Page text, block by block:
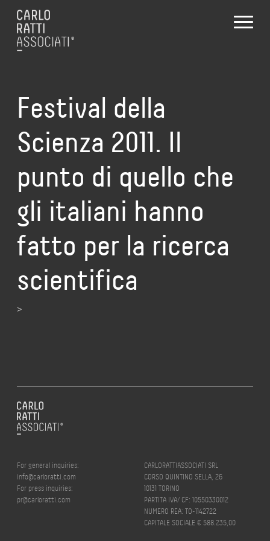
Festival della
Scienza 2011. Il
punto di quello che
gli italiani hanno
fatto per la ricerca
scientifica
>
For general inquiries:
info@carloratti.com
For press inquiries:
pr@carloratti.com
CARLORATTIASSOCIATI SRL
CORSO QUINTINO SELLA, 26
10131 TORINO
PARTITA IVA/ CF: 10550330012
NUMERO REA: TO-1142722
CAPITALE SOCIALE € 588.235,00